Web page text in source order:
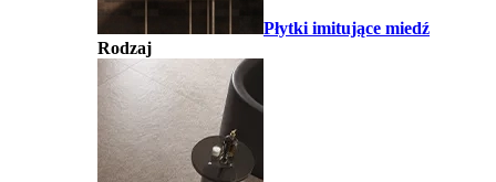
Płytki imitujące miedź
Rodzaj